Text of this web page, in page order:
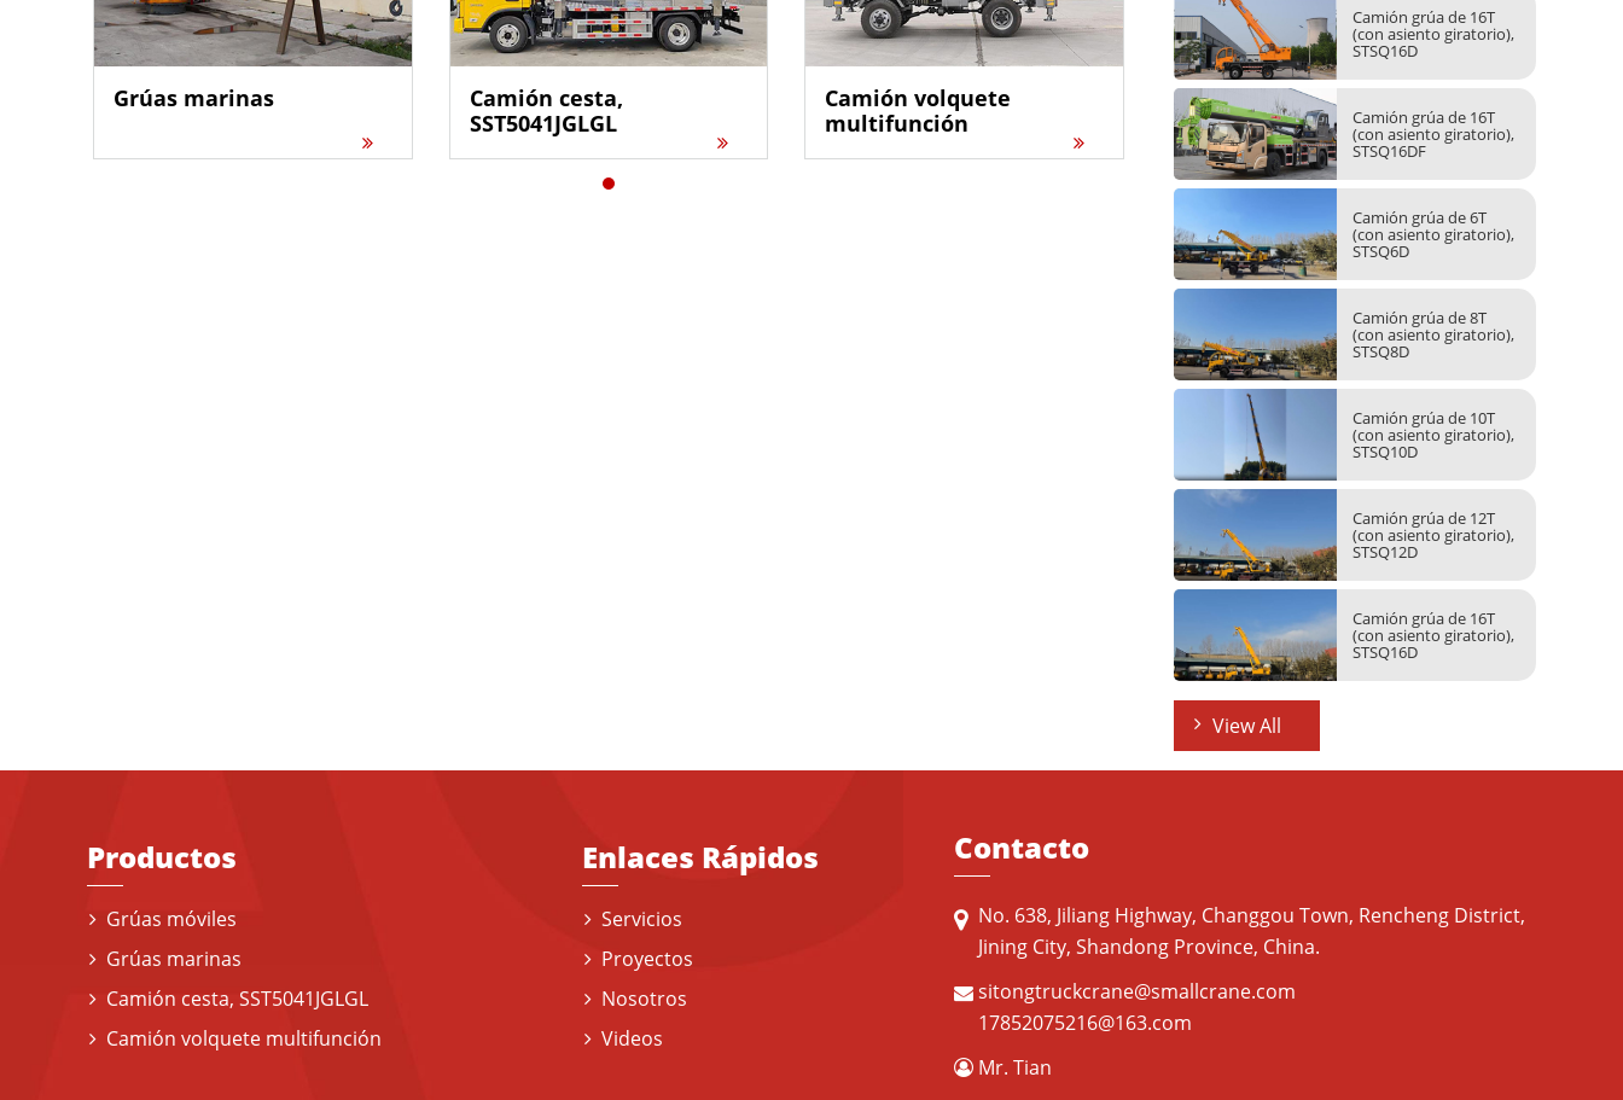
Grúas marinas
Camión cesta,
SST5041JGLGL
Camión volquete
multifunción
Grúas marinas
Camión grúa de 16T
(con asiento giratorio),
STSQ16D
Camión grúa de 16T
(con asiento giratorio),
STSQ16DF
Camión grúa de 6T
(con asiento giratorio),
STSQ6D
Camión grúa de 8T
(con asiento giratorio),
STSQ8D
Camión grúa de 10T
(con asiento giratorio),
STSQ10D
Camión grúa de 12T
(con asiento giratorio),
STSQ12D
Camión grúa de 16T
(con asiento giratorio),
STSQ16D
View All
Productos
Grúas móviles
Grúas marinas
Camión cesta, SST5041JGLGL
Camión volquete multifunción
Enlaces Rápidos
Servicios
Proyectos
Nosotros
Videos
Contacto
No. 638, Jiliang Highway, Changgou Town, Rencheng District,
Jining City, Shandong Province, China.
sitongtruckcrane@smallcrane.com
17852075216@163.com
Mr. Tian